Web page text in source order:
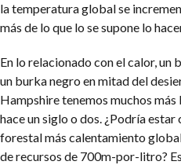
la temperatura global se
más de lo que lo se supone lo
En lo relacionado con el calor, un
un burka negro en mitad del
Hampshire tenemos muchos
hace un siglo o dos. ¿Podría
forestal más calentamiento
de recursos de 700m-por-litro?